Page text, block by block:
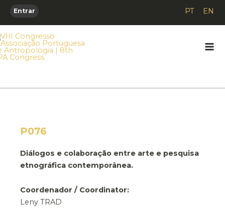
Entrar PT EN
P076
Diálogos e colaboração entre arte e pesquisa
etnográfica contemporânea.
Coordenador / Coordinator:
Leny TRAD